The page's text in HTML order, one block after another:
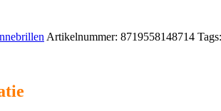
Artikelnummer: 8719558148714 Tags: